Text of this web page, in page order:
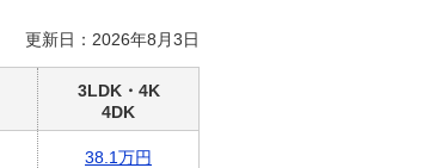
更新日：2026年8月3日
3LDK・4K
4DK
38.1万円